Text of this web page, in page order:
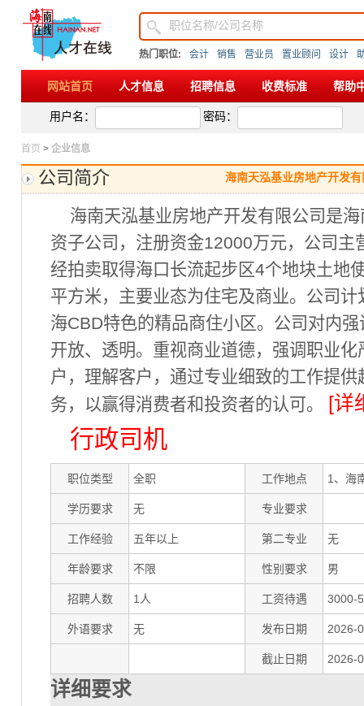
热门职位: 会计 销售 营业员 置业顾问 设计
网站首页 人才信息 招聘信息 收费标准 帮助
用户名： 密码：
首页 > 企业信息
公司简介 海南天泓基业房地产开发有
海南天泓基业房地产开发有限公司是
资子公司，注册资金12000万元，公司主
经拍卖取得海口长流起步区4个地块土地
平方米，主要业态为住宅及商业。公司
海CBD特色的精品商住小区。公司对内
开放、透明。重视商业道德，强调职业
户，理解客户，通过专业细致的工作提
务，以赢得消费者和投资者的认可。
[详
行政司机
职位类型 全职 工作地点 1、
学历要求 无 专业要求
工作经验 五年以上 第二专业 无
年龄要求 不限 性别要求 男
招聘人数 1人 工资待遇 3000-
外语要求 无 发布日期 2026-
截止日期 2026-
详细要求